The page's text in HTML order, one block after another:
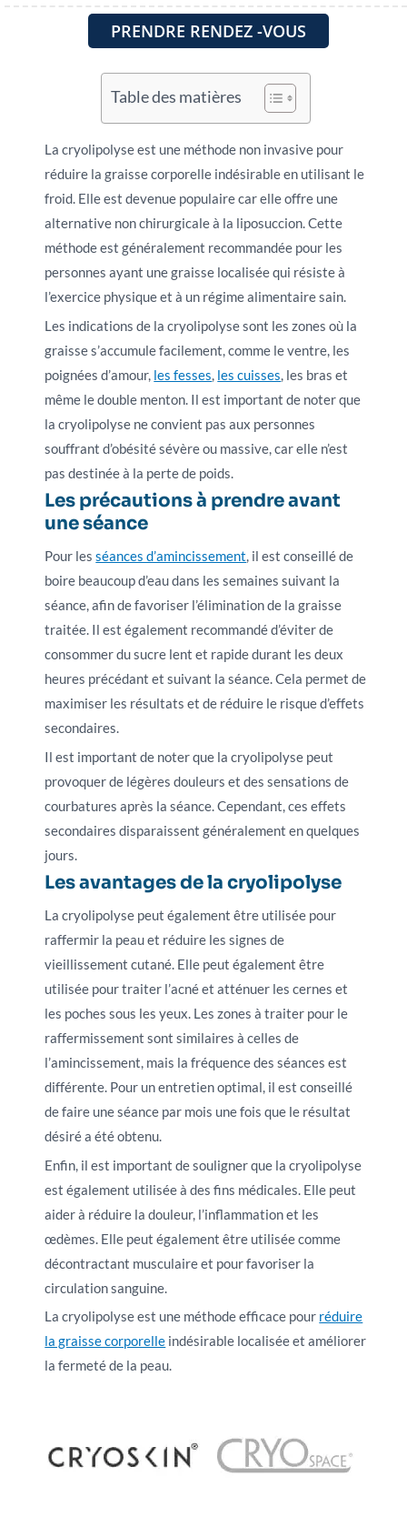
PRENDRE RENDEZ -VOUS
Table des matières
La cryolipolyse est une méthode non invasive pour
réduire la graisse corporelle indésirable en utilisant le
froid. Elle est devenue populaire car elle offre une
alternative non chirurgicale à la liposuccion. Cette
méthode est généralement recommandée pour les
personnes ayant une graisse localisée qui résiste à
l’exercice physique et à un régime alimentaire sain.
Les indications de la cryolipolyse sont les zones où la
graisse s’accumule facilement, comme le ventre, les
poignées d’amour, les fesses, les cuisses, les bras et
même le double menton. Il est important de noter que
la cryolipolyse ne convient pas aux personnes
souffrant d’obésité sévère ou massive, car elle n’est
pas destinée à la perte de poids.
Les précautions à prendre avant
une séance
Pour lesséances d’amincissement, il est conseillé de
boire beaucoup d’eau dans les semaines suivant la
séance, afin de favoriser l’élimination de la graisse
traitée. Il est également recommandé d’éviter de
consommer du sucre lent et rapide durant les deux
heures précédant et suivant la séance. Cela permet de
maximiser les résultats et de réduire le risque d’effets
secondaires.
Il est important de noter que la cryolipolyse peut
provoquer de légères douleurs et des sensations de
courbatures après la séance. Cependant, ces effets
secondaires disparaissent généralement en quelques
jours.
Les avantages de la cryolipolyse
La cryolipolyse peut également être utilisée pour
raffermir la peau et réduire les signes de
vieillissement cutané. Elle peut également être
utilisée pour traiter l’acné et atténuer les cernes et
les poches sous les yeux. Les zones à traiter pour le
raffermissement sont similaires à celles de
l’amincissement, mais la fréquence des séances est
différente. Pour un entretien optimal, il est conseillé
de faire une séance par mois une fois que le résultat
désiré a été obtenu.
Enfin, il est important de souligner que la cryolipolyse
est également utilisée à des fins médicales. Elle peut
aider à réduire la douleur, l’inflammation et les
œdèmes. Elle peut également être utilisée comme
décontractant musculaire et pour favoriser la
circulation sanguine.
La cryolipolyse est une méthode efficace pour réduire
la graisse corporelle indésirable localisée et améliorer
la fermeté de la peau.